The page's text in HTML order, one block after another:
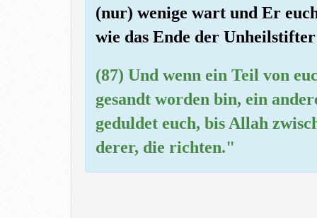
(nur) wenige wart und Er
wie das Ende der
(87) Und wenn ein Teil von
gesandt worden bin, ein
geduldet euch, bis Allah
derer, die richten."